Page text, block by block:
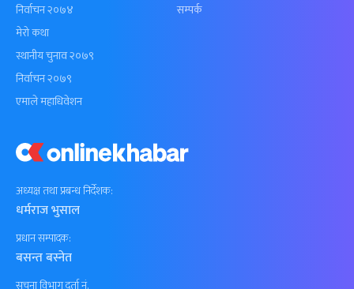
अध्यक्ष तथा प्रबन्ध निर्देशक:
धर्मराज भुसाल
प्रधान सम्पादक:
बसन्त बस्नेत
निर्वाचन २०७४
मेरो कथा
स्थानीय चुनाव २०७९
निर्वाचन २०७९
एमाले महाधिवेशन
सम्पर्क